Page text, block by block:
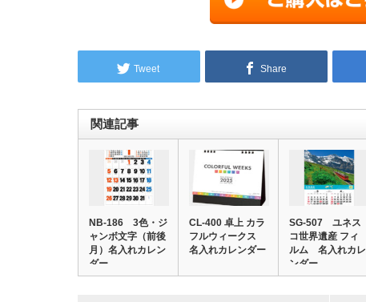
Tweet Share
関連記事
NB-186 3色・ジ
ャンボ文字（前後
月）名入れカレン
ダー
CL-400 卓上 カラ
フルウィークス
名入れカレンダー
SG-507 ユネス
コ世界遺産 フィ
ルム 名入れカレ
ンダー